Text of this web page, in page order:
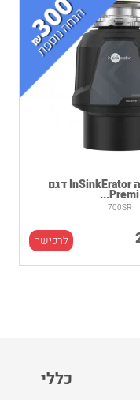
טוחן אשפה InSinkErator דגם
Premi...
700SR
לרכישה
כללי